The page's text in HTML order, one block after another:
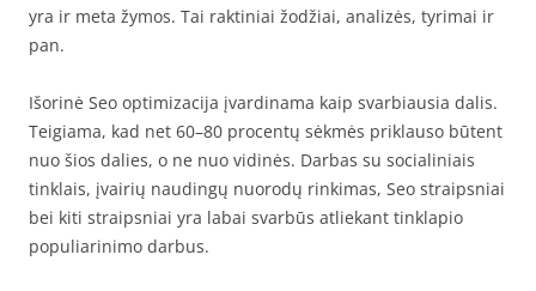
yra ir meta žymos. Tai raktiniai žodžiai, analizės, tyrimai ir
pan.
Išorinė Seo optimizacija įvardinama kaip svarbiausia dalis.
Teigiama, kad net 60–80 procentų sėkmės priklauso būtent
nuo šios dalies, o ne nuo vidinės. Darbas su socialiniais
tinklais, įvairių naudingų nuorodų rinkimas, Seo straipsniai
bei kiti straipsniai yra labai svarbūs atliekant tinklapio
populiarinimo darbus.